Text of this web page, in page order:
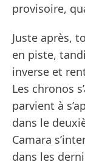
provisoire,
Juste après,
en piste,
inverse et
Les chronos
parvient à
dans le
Camara
dans les